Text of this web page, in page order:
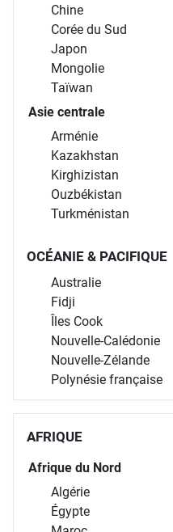
Chine
Corée du Sud
Japon
Mongolie
Taïwan
Asie centrale
Arménie
Kazakhstan
Kirghizistan
Ouzbékistan
Turkménistan
OCÉANIE & PACIFIQUE
Australie
Fidji
Îles Cook
Nouvelle-Calédonie
Nouvelle-Zélande
Polynésie française
AFRIQUE
Afrique du Nord
Algérie
Égypte